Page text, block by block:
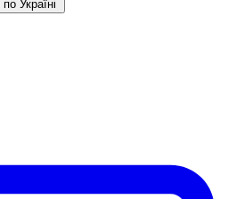
Україні